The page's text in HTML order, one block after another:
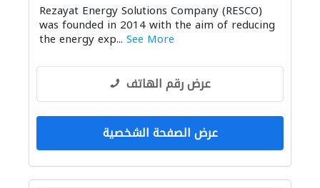
Rezayat Energy Solutions Company (RESCO)
was founded in 2014 with the aim of reducing
the energy exp... See More
عرض رقم الهاتف
عرض الصفحة الشخصية